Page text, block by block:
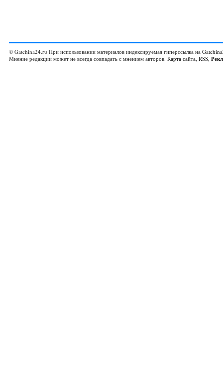
© Gatchina24.ru При использовании материалов индексируемая гиперссылка на
Мнение редакции может не всегда совпадать с мнением авторов. Карта сайта, RSS,